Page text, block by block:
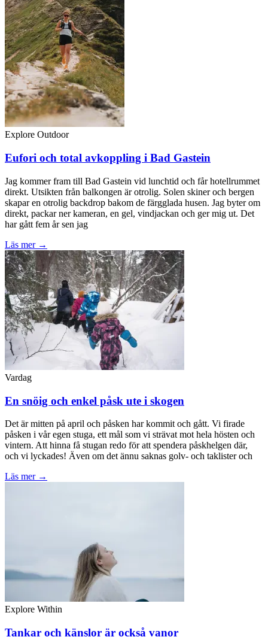
Explore Outdoor
Eufori och total avkoppling i Bad Gastein
Jag kommer fram till Bad Gastein vid lunchtid och får hotellrummet
direkt. Utsikten från balkongen är otrolig. Solen skiner och bergen
skapar en otrolig backdrop bakom de färgglada husen. Jag byter om
direkt, packar ner kameran, en gel, vindjackan och ger mig ut. Det
har gått fem år sen jag
Läs mer →
Vardag
En snöig och enkel påsk ute i skogen
Det är mitten på april och påsken har kommit och gått. Vi firade
påsken i vår egen stuga, ett mål som vi strävat mot hela hösten och
vintern. Att hinna få stugan redo för att spendera påskhelgen där,
och vi lyckades! Även om det ännu saknas golv- och taklister och
Läs mer →
Explore Within
Tankar och känslor är också vanor